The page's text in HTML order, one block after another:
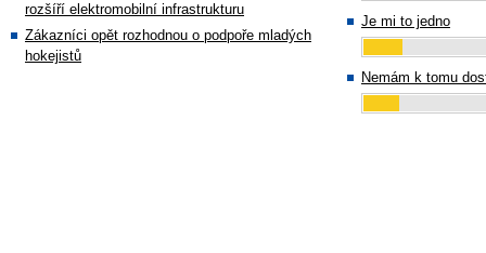
rozšíří elektromobilní infrastrukturu
Zákazníci opět rozhodnou o podpoře mladých
hokejistů
Je mi to jedno
Nemám k tomu